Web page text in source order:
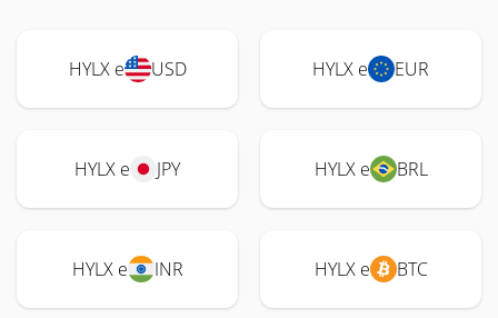
HYLX e USD HYLX e EUR
HYLX e JPY HYLX e BRL
HYLX e INR HYLX e BTC